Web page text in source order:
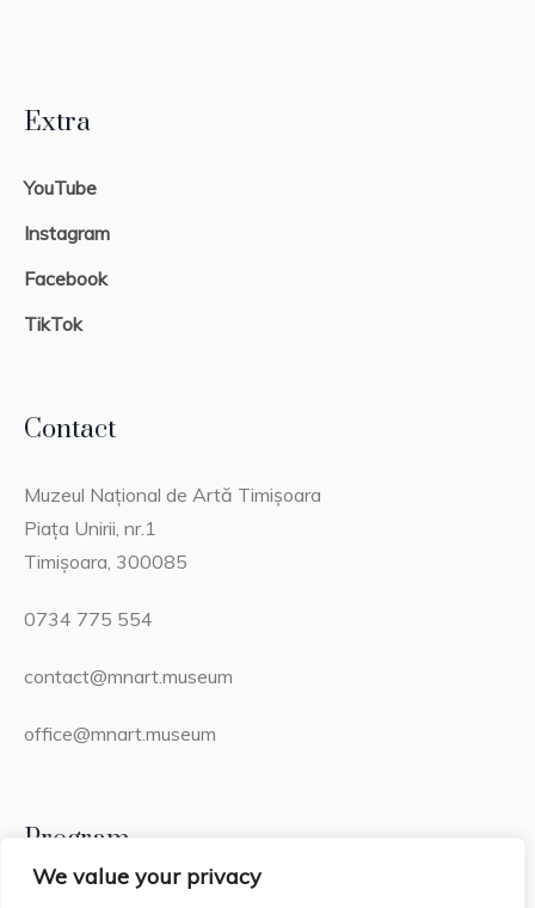
We value your privacy
Extra
YouTube
Instagram
Facebook
TikTok
Contact
Muzeul Național de Artă Timișoara
Piața Unirii, nr.1
Timișoara, 300085
0734 775 554
contact@mnart.museum
office@mnart.museum
Program